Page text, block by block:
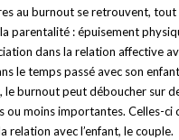
au burnout se retrouvent, tout
parentalité : épuisement
dans la relation affective
le temps passé avec son
le burnout peut déboucher sur
ou moins importantes. Celles-ci
relation avec l’enfant, le couple.